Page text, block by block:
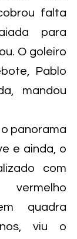
falta
para
O goleiro
Pablo
mandou
panorama
e ainda, o
com
quadra
viu o